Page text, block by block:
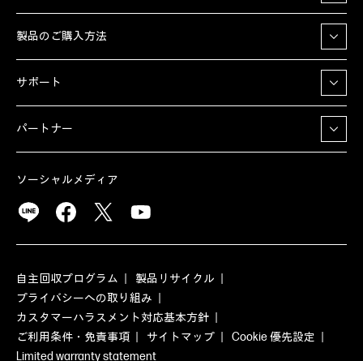
製品のご購入方法
サポート
パートナー
ソーシャルメディア
自主回収プログラム
製品リサイクル
プライバシーへの取り組み
カスタマーハラスメント対応基本方針
ご利用条件・免責事項
サイトマップ
Cookie 優先設定
Limited warranty statement